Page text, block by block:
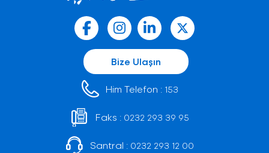
Bize Ulaşın
Him Telefon : 153
Faks : 0232 293 39 95
Santral : 0232 293 12 00